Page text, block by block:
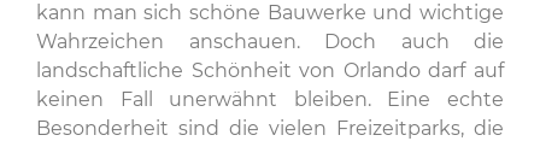
kann man sich schöne Bauwerke und wichtige
Wahrzeichen anschauen. Doch auch die
landschaftliche Schönheit von Orlando darf auf
keinen Fall unerwähnt bleiben. Eine echte
Besonderheit sind die vielen Freizeitparks, die